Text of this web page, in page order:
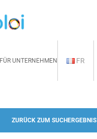
FÜR UNTERNEHMEN FR
ZURÜCK ZUM SUCHERGEBNIS